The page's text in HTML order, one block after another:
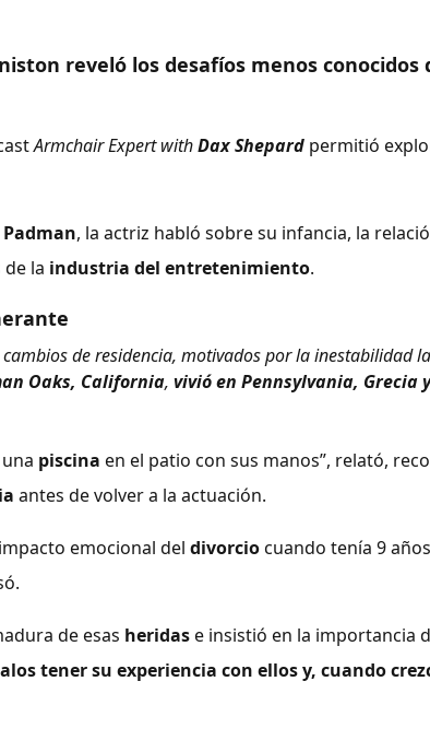
reveló los desafíos menos conocidos
Armchair Expert withDax Shepard permitió
, la actriz habló sobre su infancia, la
la industria del entretenimiento.
de residencia, motivados por la inestabilidad
Oaks, California, vivió en Pennsylvania, Grecia
piscina en el patio con sus manos”, relató,
antes de volver a la actuación.
emocional del divorciocuando tenía 9
de esas heridase insistió en la importancia
tener su experiencia con ellos y, cuando